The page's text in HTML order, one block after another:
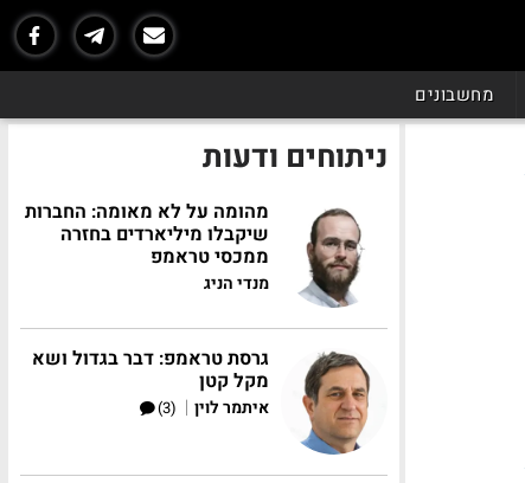
מחשבונים
ניתוחים ודעות
מהומה על לא מאומה: החברות
שיקבלו מיליארדים בחזרה
ממכסי טראמפ
מנדי הניג
גרסת טראמפ: דבר בגדול ושא
מקל קטן
איתמר לוין |
(3)